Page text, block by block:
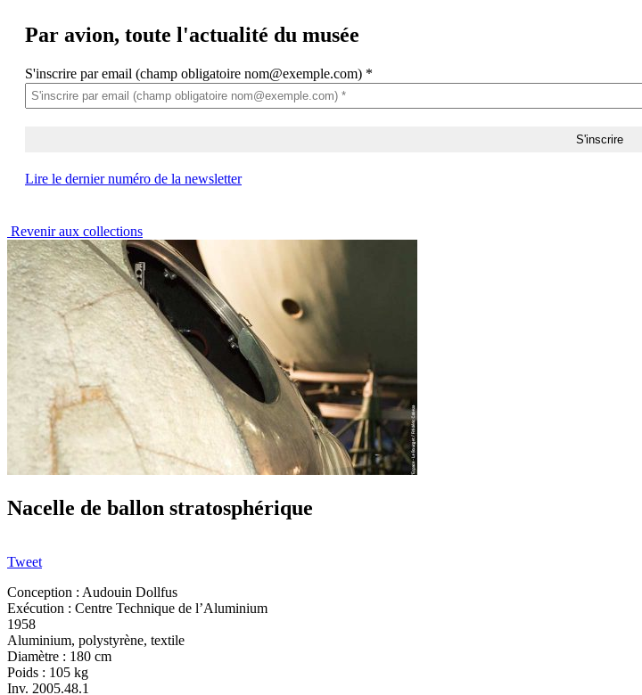
Par avion, toute l'actualité du musée
S'inscrire par email (champ obligatoire nom@exemple.com) *
Lire le dernier numéro de la newsletter
Revenir aux collections
Nacelle de ballon stratosphérique
Tweet
Conception : Audouin Dollfus
Exécution : Centre Technique de l’Aluminium
1958
Aluminium, polystyrène, textile
Diamètre : 180 cm
Poids : 105 kg
Inv. 2005.48.1